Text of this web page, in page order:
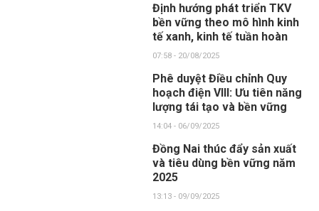
Định hướng phát triển TKV
bền vững theo mô hình kinh
tế xanh, kinh tế tuần hoàn
07:58 - 20/08/2025
Phê duyệt Điều chỉnh Quy
hoạch điện VIII: Ưu tiên năng
lượng tái tạo và bền vững
14:04 - 06/09/2025
Đồng Nai thúc đẩy sản xuất
và tiêu dùng bền vững năm
2025
13:13 - 09/09/2025